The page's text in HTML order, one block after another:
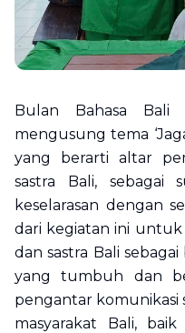
Bulan Bahasa
mengusung tema
yang berarti altar
sastra Bali, sebagai
keselarasan dengan
dari kegiatan ini untuk
dan sastra Bali
yang tumbuh dan
pengantar
masyarakat Bali,